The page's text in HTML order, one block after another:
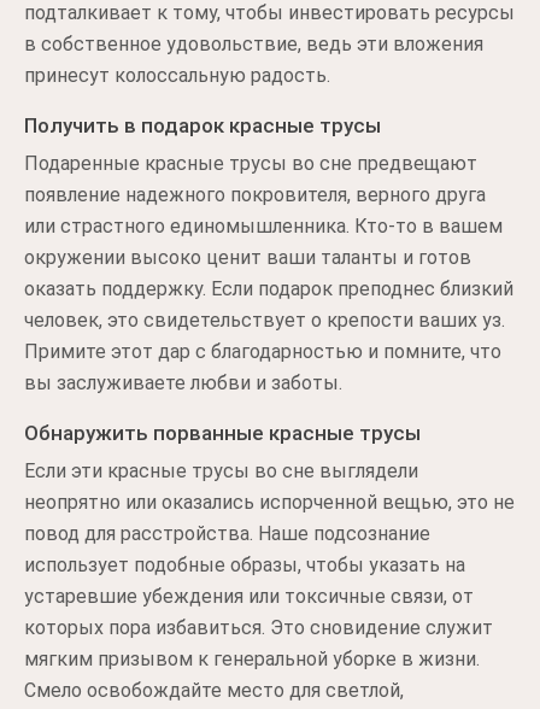
подталкивает к тому, чтобы инвестировать ресурсы
в собственное удовольствие, ведь эти вложения
принесут колоссальную радость.
Получить в подарок красные трусы
Подаренные красные трусы во сне предвещают
появление надежного покровителя, верного друга
или страстного единомышленника. Кто-то в вашем
окружении высоко ценит ваши таланты и готов
оказать поддержку. Если подарок преподнес близкий
человек, это свидетельствует о крепости ваших уз.
Примите этот дар с благодарностью и помните, что
вы заслуживаете любви и заботы.
Обнаружить порванные красные трусы
Если эти красные трусы во сне выглядели
неопрятно или оказались испорченной вещью, это не
повод для расстройства. Наше подсознание
использует подобные образы, чтобы указать на
устаревшие убеждения или токсичные связи, от
которых пора избавиться. Это сновидение служит
мягким призывом к генеральной уборке в жизни.
Смело освобождайте место для светлой,